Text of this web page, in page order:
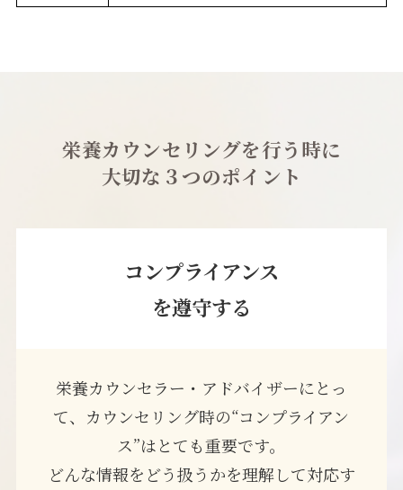
栄養カウンセリングを行う時に
大切な３つのポイント
コンプライアンス
を遵守する
栄養カウンセラー・アドバイザーにとっ
て、カウンセリング時の“コンプライアン
ス”はとても重要です。
どんな情報をどう扱うかを理解して対応す